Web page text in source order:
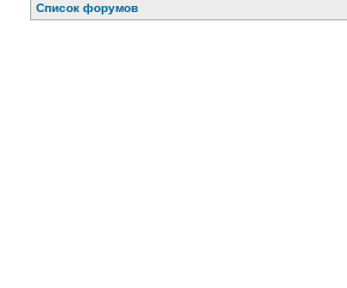
Список форумов